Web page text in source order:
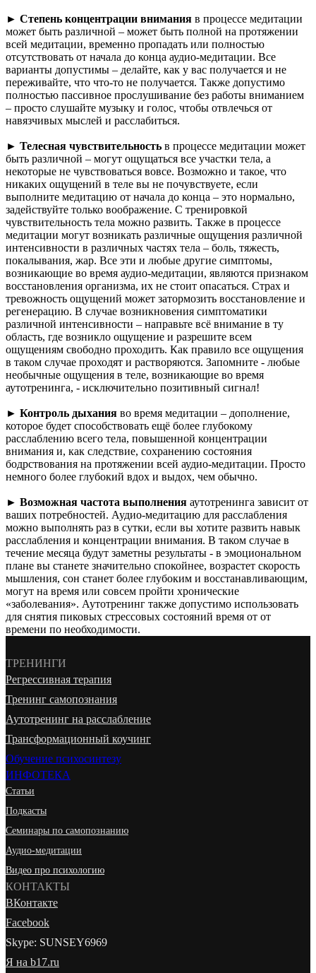
► Степень концентрации внимания в процессе медитации
может быть различной – может быть полной на протяжении
всей медитации, временно пропадать или полностью
отсутствовать от начала до конца аудио-медитации. Все
варианты допустимы – делайте, как у вас получается и не
переживайте, что что-то не получается. Также допустимо
полностью пассивное прослушивание без работы вниманием
– просто слушайте музыку и голос, чтобы отвлечься от
навязчивых мыслей и расслабиться.
► Телесная чувствительность в процессе медитации может
быть различной – могут ощущаться все участки тела, а
некоторые не чувствоваться вовсе. Возможно и такое, что
никаких ощущений в теле вы не почувствуете, если
выполните медитацию от начала до конца – это нормально,
задействуйте только воображение. С тренировкой
чувствительность тела можно развить. Также в процессе
медитации могут возникать различные ощущения различной
интенсивности в различных частях тела – боль, тяжесть,
покалывания, жар. Все эти и любые другие симптомы,
возникающие во время аудио-медитации, являются признаком
восстановления организма, их не стоит опасаться. Страх и
тревожность ощущений может затормозить восстановление и
регенерацию. В случае возникновения симптоматики
различной интенсивности – направьте всё внимание в ту
область, где возникло ощущение и разрешите всем
ощущениям свободно проходить. Как правило все ощущения
в таком случае проходят и растворяются. Запомните - любые
необычные ощущения в теле, возникающие во время
аутотренинга, - исключительно позитивный сигнал!
► Контроль дыхания во время медитации – дополнение,
которое будет способствовать ещё более глубокому
расслаблению всего тела, повышенной концентрации
внимания и, как следствие, сохранению состояния
бодрствования на протяжении всей аудио-медитации. Просто
немного более глубокий вдох и выдох, чем обычно.
► Возможная частота выполнения аутотренинга зависит от
ваших потребностей. Аудио-медитацию для расслабления
можно выполнять раз в сутки, если вы хотите развить навык
расслабления и концентрации внимания. В таком случае в
течение месяца будут заметны результаты - в эмоциональном
плане вы станете значительно спокойнее, возрастет скорость
мышления, сон станет более глубоким и восстанавливающим,
могут на время или совсем пройти хронические
«заболевания». Аутотренинг также допустимо использовать
для снятия пиковых стрессовых состояний время от от
времени по необходимости.
ТРЕНИНГИ
Регрессивная терапия
Тренинг самопознания
Аутотренинг на расслабление
Трансформационный коучинг
Обучение психосинтезу
ИНФОТЕКА
Статьи
Подкасты
Семинары по самопознанию
Аудио-медитации
Видео про психологию
КОНТАКТЫ
ВКонтакте
Facebook
Skype: SUNSEY6969
Я на b17.ru